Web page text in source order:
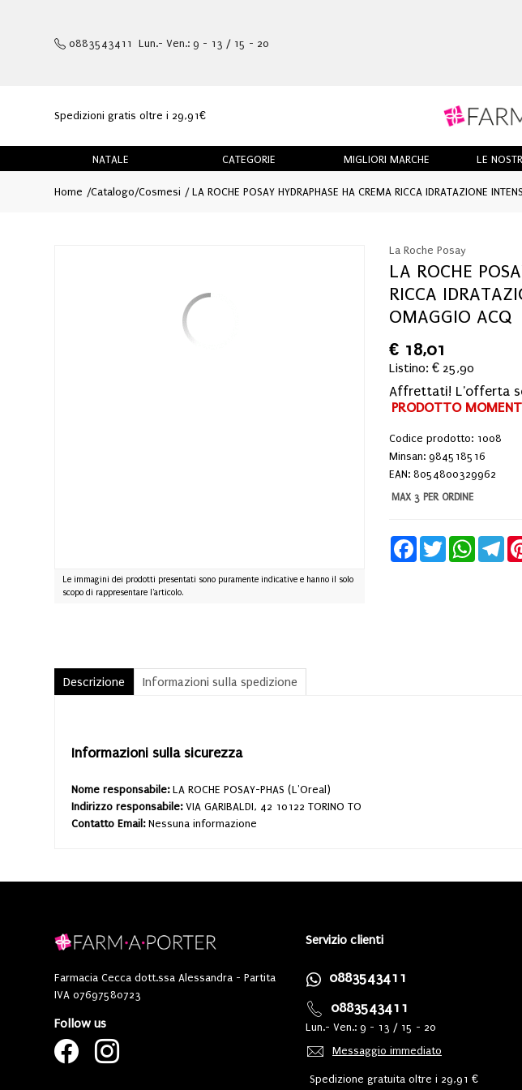
0883543411 Lun.- Ven.: 9 - 13 / 15 - 20
Spedizioni gratis oltre i 29,91€
NATALE CATEGORIE MIGLIORI MARCHE LE
Home Catalogo/Cosmesi LA ROCHE POSAY HYDRAPHASE HA CREMA RICCA IDRATAZIONE
Le immagini dei prodotti presentati sono puramente indicative e hanno il solo
scopo di rappresentare l'articolo.
La Roche Posay
LA ROCHE
RICCA
OMAGGIO ACQ
€ 18,01
Listino: € 25,90
Affrettati! L'offerta
PRODOTTO
Codice prodotto: 1008
Minsan:984518516
EAN: 8054800329962
MAX 3 PER ORDINE
FacebookTwitter WhatsApp
Descrizione Informazioni sulla spedizione
Informazioni sulla sicurezza
Nome responsabile: LA ROCHE POSAY-PHAS (L'Oreal)
Indirizzo responsabile: VIA GARIBALDI, 42 10122 TORINO TO
Contatto Email: Nessuna informazione
Farmacia Cecca dott.ssa Alessandra - Partita
IVA 07697580723
Follow us
Servizio clienti
0883543411
0883543411
Lun.- Ven.: 9 - 13 / 15 - 20
Messaggio immediato
Spedizione gratuita oltre i 29,91 €